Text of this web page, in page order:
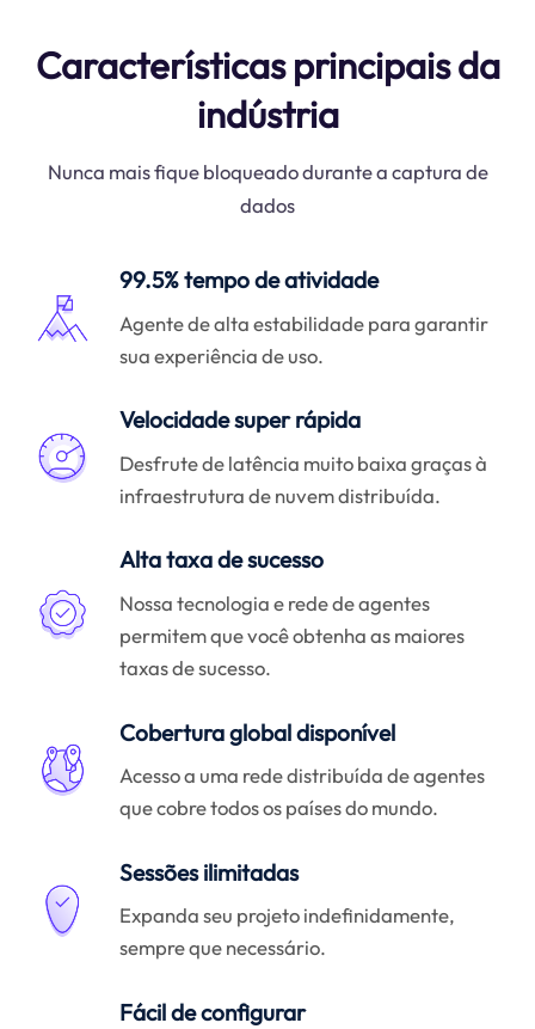
Características principais da
indústria
Nunca mais fique bloqueado durante a captura de
dados
99.5% tempo de atividade
Agente de alta estabilidade para garantir
sua experiência de uso.
Velocidade super rápida
Desfrute de latência muito baixa graças à
infraestrutura de nuvem distribuída.
Alta taxa de sucesso
Nossa tecnologia e rede de agentes
permitem que você obtenha as maiores
taxas de sucesso.
Cobertura global disponível
Acesso a uma rede distribuída de agentes
que cobre todos os países do mundo.
Sessões ilimitadas
Expanda seu projeto indefinidamente,
sempre que necessário.
Fácil de configurar